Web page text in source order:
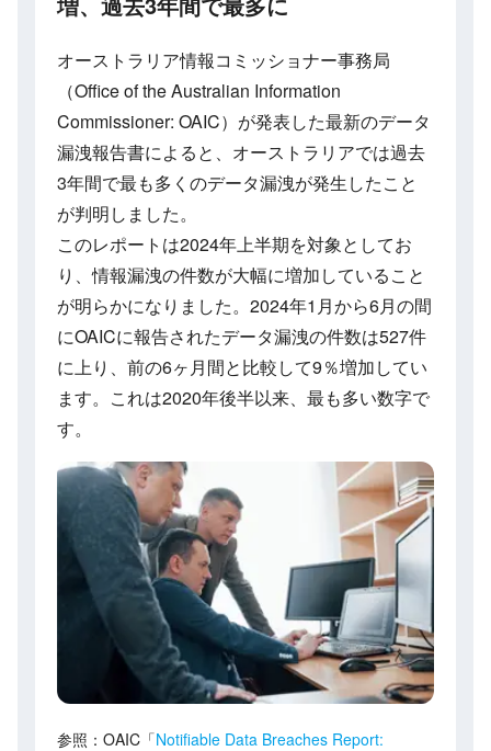
オーストラリア情報コミッショナー事務局
（Office of the Australian Information
Commissioner: OAIC）が発表した最新のデータ
漏洩報告書によると、オーストラリアでは過去
3年間で最も多くのデータ漏洩が発生したこと
が判明しました。
このレポートは2024年上半期を対象としてお
り、情報漏洩の件数が大幅に増加していること
が明らかになりました。2024年1月から6月の間
にOAICに報告されたデータ漏洩の件数は527件
に上り、前の6ヶ月間と比較して9％増加してい
ます。これは2020年後半以来、最も多い数字で
す。
参照：OAIC「Notifiable Data Breaches Report: